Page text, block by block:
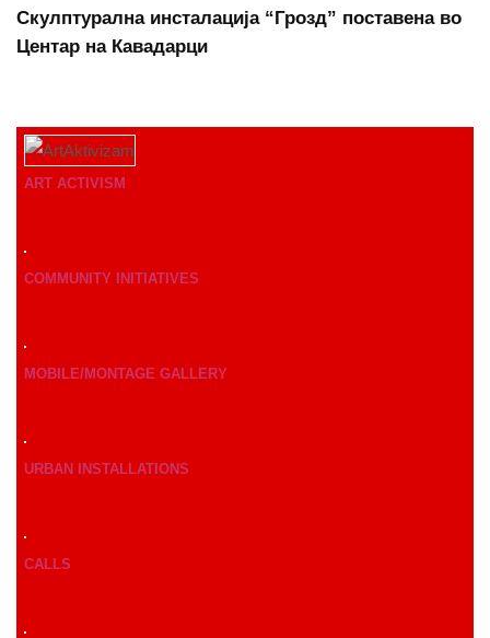
Скулптурална инсталација “Грозд” поставена во
Центар на Кавадарци
ART ACTIVISM
COMMUNITY INITIATIVES
MOBILE/MONTAGE GALLERY
URBAN INSTALLATIONS
CALLS